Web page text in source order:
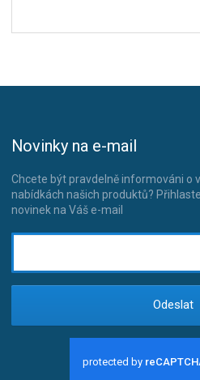
Novinky na e-mail
Chcete být pravdelně informováni o
nabídkách našich produktů?
novinek na Váš e-mail
Odeslat